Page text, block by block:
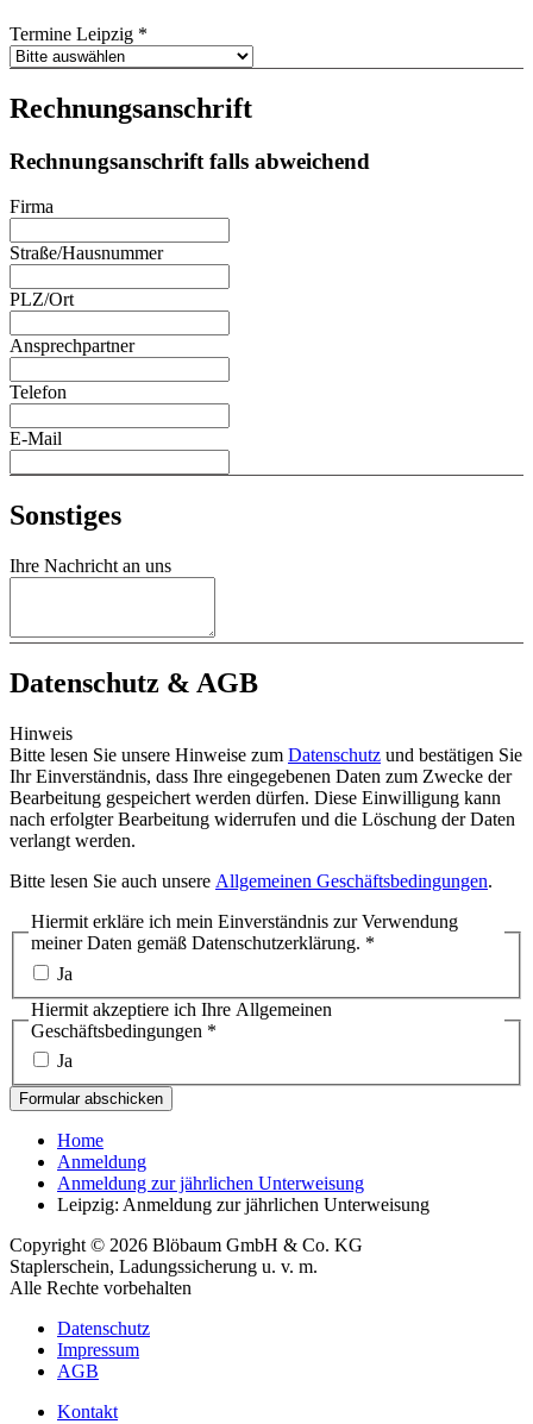
Termine Leipzig *
Rechnungsanschrift
Rechnungsanschrift falls abweichend
Firma
Straße/Hausnummer
PLZ/Ort
Ansprechpartner
Telefon
E-Mail
Sonstiges
Ihre Nachricht an uns
Datenschutz & AGB
Hinweis
Bitte lesen Sie unsere Hinweise zum Datenschutz und bestätigen Sie
Ihr Einverständnis, dass Ihre eingegebenen Daten zum Zwecke der
Bearbeitung gespeichert werden dürfen. Diese Einwilligung kann
nach erfolgter Bearbeitung widerrufen und die Löschung der Daten
verlangt werden.
Bitte lesen Sie auch unsere Allgemeinen Geschäftsbedingungen.
Hiermit erkläre ich mein Einverständnis zur Verwendung
meiner Daten gemäß Datenschutzerklärung. *
Ja
Hiermit akzeptiere ich Ihre Allgemeinen
Geschäftsbedingungen *
Ja
Formular abschicken
Home
Anmeldung
Anmeldung zur jährlichen Unterweisung
Leipzig: Anmeldung zur jährlichen Unterweisung
Copyright © 2026 Blöbaum GmbH & Co. KG
Staplerschein, Ladungssicherung u. v. m.
Alle Rechte vorbehalten
Datenschutz
Impressum
AGB
Kontakt